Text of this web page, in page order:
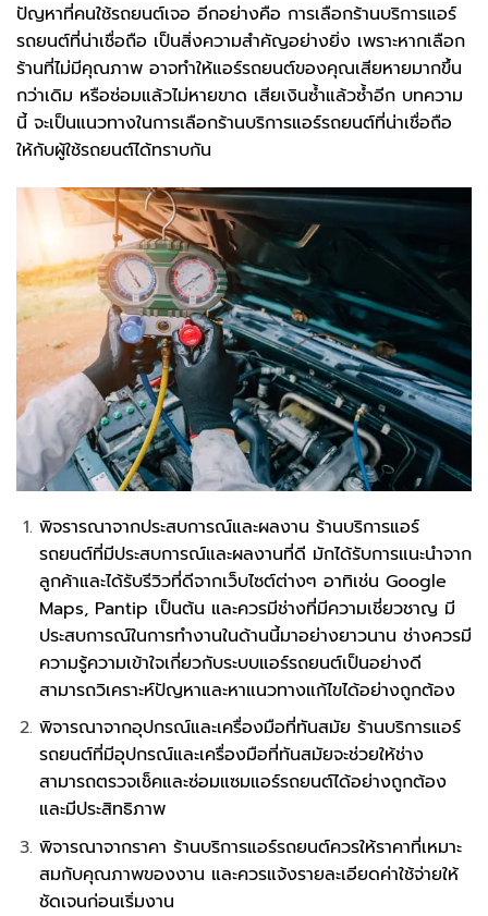
ปัญหาที่คนใช้รถยนต์เจอ อีกอย่างคือ การเลือกร้านบริการแอร์
รถยนต์ที่น่าเชื่อถือ เป็นสิ่งความสำคัญอย่างยิ่ง เพราะหากเลือก
ร้านที่ไม่มีคุณภาพ อาจทำให้แอร์รถยนต์ของคุณเสียหายมากขึ้น
กว่าเดิม หรือซ่อมแล้วไม่หายขาด เสียเงินซ้ำแล้วซ้ำอีก บทความ
นี้ จะเป็นแนวทางในการเลือกร้านบริการแอร์รถยนต์ที่น่าเชื่อถือ
ให้กับผู้ใช้รถยนต์ได้ทราบกัน
พิจรารณาจากประสบการณ์และผลงาน ร้านบริการแอร์
รถยนต์ที่มีประสบการณ์และผลงานที่ดี มักได้รับการแนะนำจาก
ลูกค้าและได้รับรีวิวที่ดีจากเว็บไซต์ต่างๆ อาทิเช่น Google
Maps, Pantip เป็นต้น และควรมีช่างที่มีความเชี่ยวชาญ มี
ประสบการณ์ในการทำงานในด้านนี้มาอย่างยาวนาน ช่างควรมี
ความรู้ความเข้าใจเกี่ยวกับระบบแอร์รถยนต์เป็นอย่างดี
สามารถวิเคราะห์ปัญหาและหาแนวทางแก้ไขได้อย่างถูกต้อง
พิจารณาจากอุปกรณ์และเครื่องมือที่ทันสมัย ร้านบริการแอร์
รถยนต์ที่มีอุปกรณ์และเครื่องมือที่ทันสมัยจะช่วยให้ช่าง
สามารถตรวจเช็คและซ่อมแซมแอร์รถยนต์ได้อย่างถูกต้อง
และมีประสิทธิภาพ
พิจารณาจากราคา ร้านบริการแอร์รถยนต์ควรให้ราคาที่เหมาะ
สมกับคุณภาพของงาน และควรแจ้งรายละเอียดค่าใช้จ่ายให้
ชัดเจนก่อนเริ่มงาน